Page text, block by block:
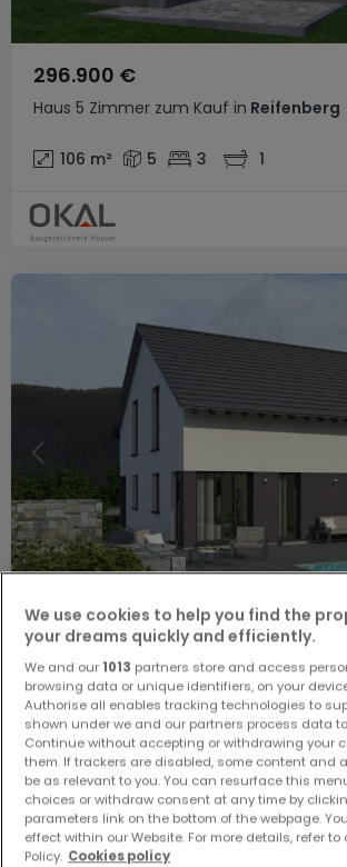
Haus 5 Zimmer zum Kauf in Reifenberg
296.900 €
106 m² 5 3 1
Haus 5 Zimmer zum Kauf inReifenberg
419.900 €
187 m² 5 3 2
We use cookies to help you find the
your dreams quickly and efficiently.
We and our 1013 partners store and access
browsing data or unique identifiers, on your
Authorise all enables tracking technologies to
shown under we and our partners process data
Continue without accepting or withdrawing your
them. If trackers are disabled, some content and
be as relevant to you. You can resurface this
choices or withdraw consent at any time by
parameters link on the bottom of the webpage.
effect within our Website. For more details, refer to
Policy. Cookies policy